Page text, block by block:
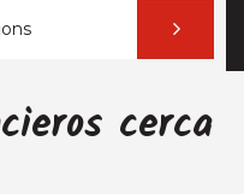
cerca